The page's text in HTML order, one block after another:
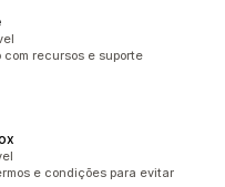
com recursos e suporte
e condições para evitar